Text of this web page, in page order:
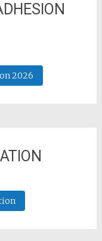
2026